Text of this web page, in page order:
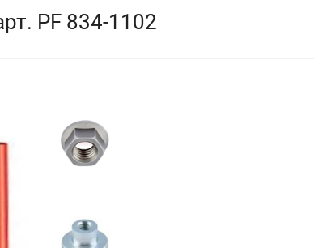
PF 834-1102